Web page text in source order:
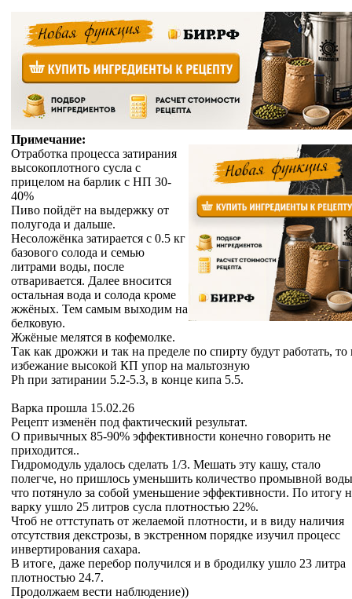
Примечание:
Отработка процесса затирания
высокоплотного сусла с
прицелом на барлик с НП 30-
40%
Пиво пойдёт на выдержку от
полугода и дальше.
Несоложёнка затирается с 0.5 кг
базового солода и семью
литрами воды, после
отваривается. Далее вносится
остальная вода и солода кроме
жжёных. Тем самым выходим на
белковую.
Жжёные мелятся в кофемолке.
Так как дрожжи и так на пределе по спирту будут работать, то
избежание высокой КП упор на мальтозную
Ph при затирании 5.2-5.3, в конце кипа 5.5.
Варка прошла 15.02.26
Рецепт изменён под фактический результат.
О привычных 85-90% эффективности конечно говорить не
приходится..
Гидромодуль удалось сделать 1/3. Мешать эту кашу, стало
полегче, но пришлось уменьшить количество промывной
что потянуло за собой уменьшение эффективности. По итогу
варку ушло 25 литров сусла плотностью 22%.
Чтоб не оттступать от желаемой плотности, и в виду наличия
отсутствия декстрозы, в экстренном порядке изучил процесс
инвертирования сахара.
В итоге, даже перебор получился и в бродилку ушло 23 литра
плотностью 24.7.
Продолжаем вести наблюдение))